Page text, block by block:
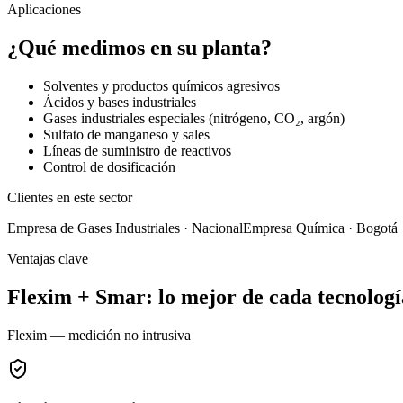
Aplicaciones
¿Qué medimos en su planta?
Solventes y productos químicos agresivos
Ácidos y bases industriales
Gases industriales especiales (nitrógeno, CO₂, argón)
Sulfato de manganeso y sales
Líneas de suministro de reactivos
Control de dosificación
Clientes en este sector
Empresa de Gases Industriales · NacionalEmpresa Química · Bogotá
Ventajas clave
Flexim + Smar: lo mejor de cada
Flexim — medición no intrusiva